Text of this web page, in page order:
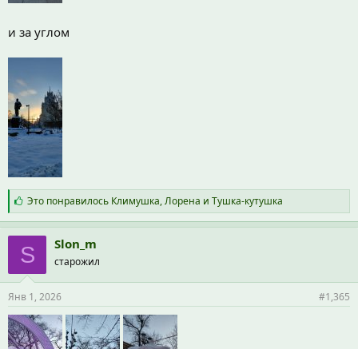
и за углом
С
и
м
п
а
т
и
:
Это понравилось Климушка,Лорена и Тушка-кутушка
S Slon_m
старожил
Янв 1, 2026 #1,365